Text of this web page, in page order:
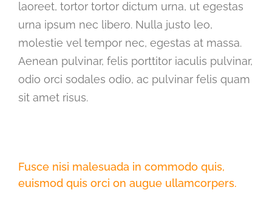
laoreet, tortor tortor dictum urna, ut egestas
urna ipsum nec libero. Nulla justo leo,
molestie vel tempor nec, egestas at massa.
Aenean pulvinar, felis porttitor iaculis pulvinar,
odio orci sodales odio, ac pulvinar felis quam
sit amet risus.
Fusce nisi malesuada in commodo quis,
euismod quis orci on augue ullamcorpers.